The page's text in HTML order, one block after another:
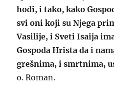
hodi, i tako, kako
svi oni koji su Njega
Vasilije, i Sveti Isaija
Gospoda Hrista da i
grešnima, i smrtnima,
o. Roman.